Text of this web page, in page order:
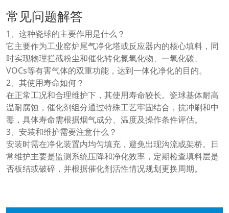
常见问题解答
1、这种瓷球的主要作用是什么？
它主要作为工业窑炉尾气净化塔或反应器内的核心填料，同
时实现物理拦截粉尘和催化转化氮氧化物、一氧化碳、
VOCs等有害气体的双重功能，达到一体化净化的目的。
2、其使用寿命如何？
在正常工况和合理维护下，其使用寿命较长。瓷球基体耐高
温耐腐蚀，催化剂组分通过特殊工艺牢固结合，抗冲刷和中
毒，具体寿命需根据烟气成分、温度及操作条件评估。
3、安装和维护需要注意什么？
安装时需在净化装置内均匀填充，避免出现沟流或架桥。日
常维护主要是监测系统压降和净化效率，定期检查填料层是
否板结或破碎，并根据催化剂活性情况规划更换周期。